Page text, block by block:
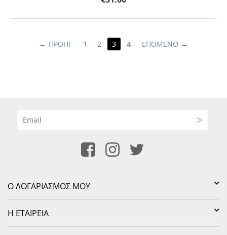
ΠΡΟΗΓ 1 2 3 4 ΕΠΌΜΕΝΟ
>
Ο ΛΟΓΑΡΙΑΣΜΌΣ ΜΟΥ
Η ΕΤΑΙΡΕΊΑ